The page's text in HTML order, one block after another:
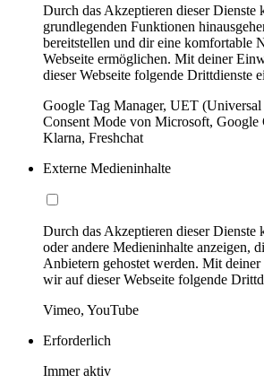
Durch das Akzeptieren dieser Dienste
grundlegenden Funktionen
bereitstellen und dir eine komfortable
Webseite ermöglichen. Mit deiner
dieser Webseite folgende Drittdienste
Google Tag Manager, UET
Consent Mode von Microsoft, Google
Klarna, Freshchat
Externe Medieninhalte
Durch das Akzeptieren dieser
oder andere Medieninhalte anzeigen,
Anbietern gehostet werden. Mit
wir auf dieser Webseite folgende
Vimeo, YouTube
Erforderlich
Immer aktiv